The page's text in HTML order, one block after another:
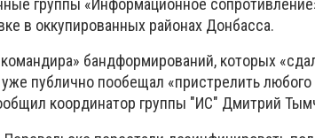
группы «Информационное
в оккупированных районах Донбасса.
бандформирований, которых
публично пообещал «пристрелить любого
координатор группы "ИС" Дмитрий